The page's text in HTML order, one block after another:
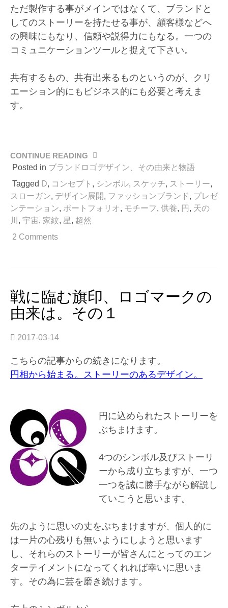
ただ製作する事がメインではなくて、ブランドと
してのストーリーを持たせる事が、顧客様などへ
の興味にもなり、信頼や説得力にもなる。一つの
コミュニケーションツールと捉えて下さい。
共有するもの、共有出来るものというのが、クリ
エーション的にもビジネス的にも必要と考えま
す。
CONTINUE READING
“戦
に
む
旗
印、
ロ
由
来
は。
Posted in ブランドロゴデザイン、その由来と物語
Tagged D, コンセプト , シンボル, スケッチ, ストーリー,
スローガン, デザイン展開, ファッションブランド, プレゼ
ンテーション, ポートフォリオ, モチーフ, 供養, 円 , 天の
川 , 宇宙, 家紋, 星, 超然
2 Comments
戦に臨む旗印、ロゴマークの
由来は。その１
2017-03-14
こちらの記事からの続きになります。
円相から始まる。ストーリーのあるデザイン。
円に込められたストーリーを
ぶちまけます。
4つのシンボル及びストーリ
ーから成り立ちますが、一つ
一つを誠に勝手ながら解説し
ていこうと思います。
先のように思いの丈をぶちまけますが、個人的に
は一片の心残りも無いようにしようと思います
し、それらのストーリーが皆さんにとってのエン
ターテイメントになってくれれば幸いに思いま
す。その為に芸を磨き続けます。